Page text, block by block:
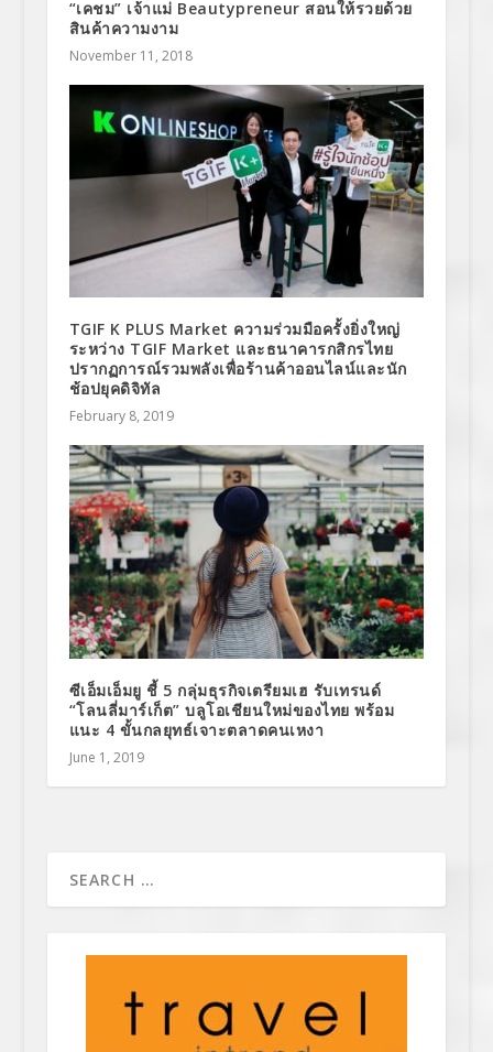
“เคชม” เจ้าแม่ Beautypreneur สอนให้รวยด้วย
สินค้าความงาม
November 11, 2018
TGIF K PLUS Market ความร่วมมือครั้งยิ่งใหญ่
ระหว่าง TGIF Market และธนาคารกสิกรไทย
ปรากฏการณ์รวมพลังเพื่อร้านค้าออนไลน์และนัก
ช้อปยุคดิจิทัล
February 8, 2019
ซีเอ็มเอ็มยู ชี้ 5 กลุ่มธุรกิจเตรียมเฮ รับเทรนด์
“โลนลี่มาร์เก็ต” บลูโอเชียนใหม่ของไทย พร้อม
แนะ 4 ขั้นกลยุทธ์เจาะตลาดคนเหงา
June 1, 2019